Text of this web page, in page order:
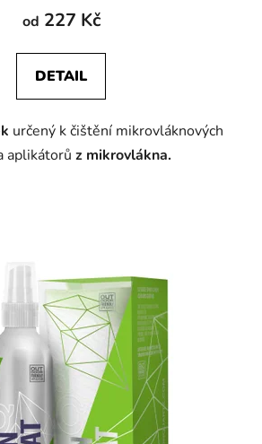
produktu
5,0
z
hvězdiček.
od 227 Kč
DETAIL
určený k čištění mikrovláknových
aplikátorů z mikrovlákna.